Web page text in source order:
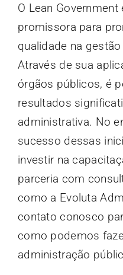
O Lean
promissora para
qualidade na
Através de sua
órgãos públicos, é
resultados
administrativa. No
sucesso dessas
investir na
parceria com
como a Evoluta
contato conosco
como podemos
administração